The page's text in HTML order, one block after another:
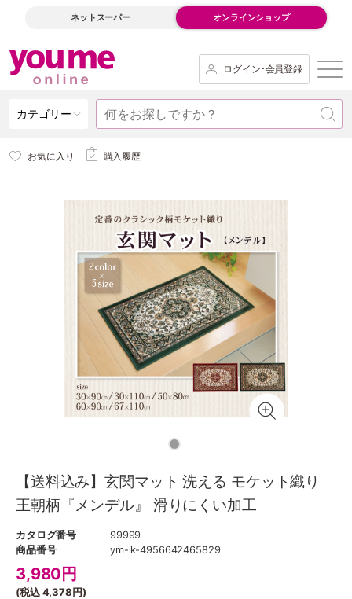
ネットスーパー オンラインショップ
ログイン･会員登録
カテゴリー
お気に入り 購入履歴
【送料込み】玄関マット 洗える モケット織り
王朝柄『メンデル』 滑りにくい加工
カタログ番号
99999
商品番号
ym-ik-4956642465829
3,980 円
(税込4,378円)